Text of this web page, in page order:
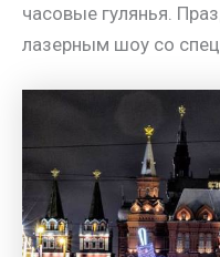
часовые гулянья.
лазерным шоу со